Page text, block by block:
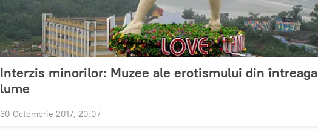
Interzis minorilor: Muzee ale erotismului din întreaga
lume
30 Octombrie 2017, 20:07